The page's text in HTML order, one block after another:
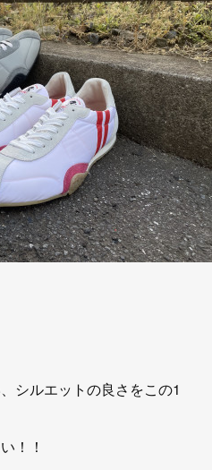
シルエットの良さをこの1
！！